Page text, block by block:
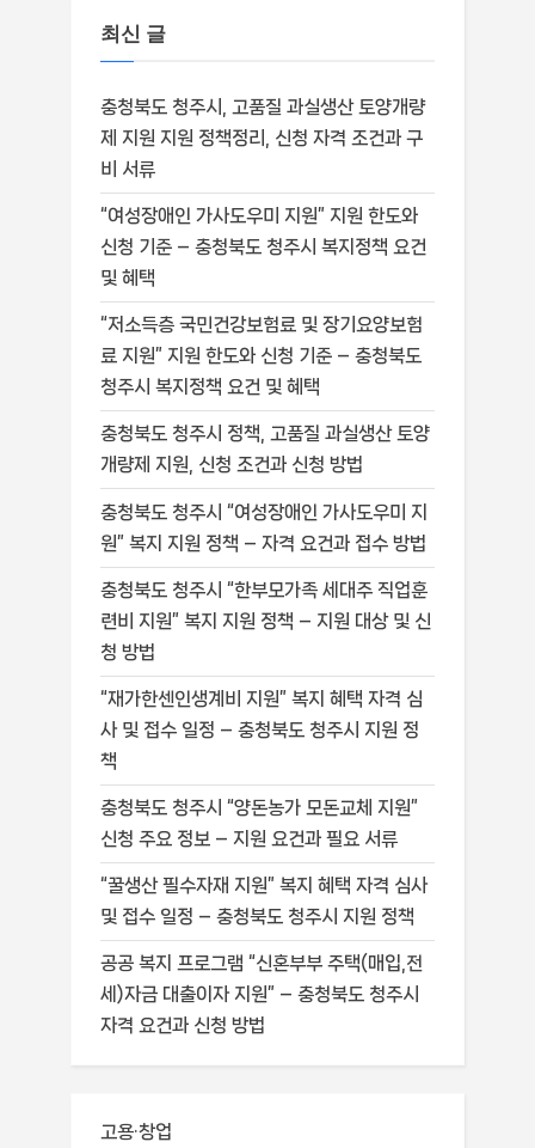
최신 글
충청북도 청주시, 고품질 과실생산 토양개량
제 지원 지원 정책정리, 신청 자격 조건과 구
비 서류
“여성장애인 가사도우미 지원” 지원 한도와
신청 기준 – 충청북도 청주시 복지정책 요건
및 혜택
“저소득층 국민건강보험료 및 장기요양보험
료 지원” 지원 한도와 신청 기준 – 충청북도
청주시 복지정책 요건 및 혜택
충청북도 청주시 정책, 고품질 과실생산 토양
개량제 지원, 신청 조건과 신청 방법
충청북도 청주시 “여성장애인 가사도우미 지
원” 복지 지원 정책 – 자격 요건과 접수 방법
충청북도 청주시 “한부모가족 세대주 직업훈
련비 지원” 복지 지원 정책 – 지원 대상 및 신
청 방법
“재가한센인생계비 지원” 복지 혜택 자격 심
사 및 접수 일정 – 충청북도 청주시 지원 정
책
충청북도 청주시 “양돈농가 모돈교체 지원”
신청 주요 정보 – 지원 요건과 필요 서류
“꿀생산 필수자재 지원” 복지 혜택 자격 심사
및 접수 일정 – 충청북도 청주시 지원 정책
공공 복지 프로그램 “신혼부부 주택(매입,전
세)자금 대출이자 지원” – 충청북도 청주시
자격 요건과 신청 방법
고용·창업